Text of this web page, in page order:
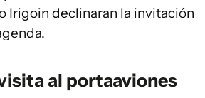
Irigoin declinaran la invitación
al portaaviones